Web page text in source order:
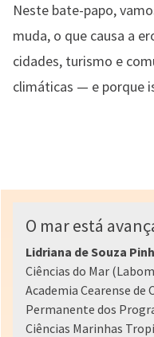
Neste bate-papo,
muda, o que causa a
cidades, turismo e
climáticas — e porque
O mar está
Lidriana de Souza
Ciências do Mar
Academia Cearense de
Permanente dos
Ciências Marinhas